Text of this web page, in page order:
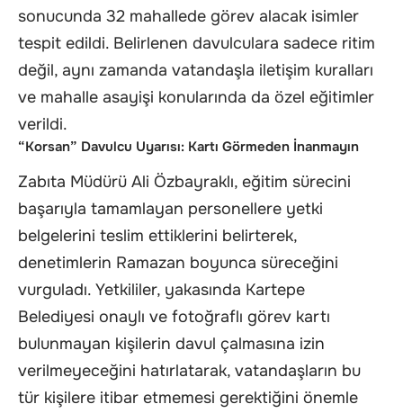
sonucunda 32 mahallede görev alacak isimler
tespit edildi. Belirlenen davulculara sadece ritim
değil, aynı zamanda vatandaşla iletişim kuralları
ve mahalle asayişi konularında da özel eğitimler
verildi.
“Korsan” Davulcu Uyarısı: Kartı Görmeden İnanmayın
Zabıta Müdürü Ali Özbayraklı, eğitim sürecini
başarıyla tamamlayan personellere yetki
belgelerini teslim ettiklerini belirterek,
denetimlerin Ramazan boyunca süreceğini
vurguladı. Yetkililer, yakasında Kartepe
Belediyesi onaylı ve fotoğraflı görev kartı
bulunmayan kişilerin davul çalmasına izin
verilmeyeceğini hatırlatarak, vatandaşların bu
tür kişilere itibar etmemesi gerektiğini önemle